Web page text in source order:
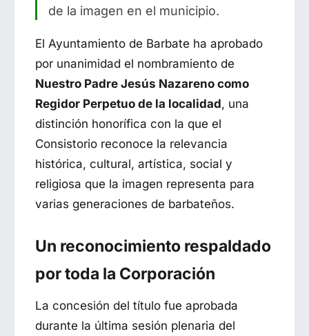
de la imagen en el municipio.
El Ayuntamiento de Barbate ha aprobado
por unanimidad el nombramiento de
Nuestro Padre Jesús Nazareno como
Regidor Perpetuo de la localidad, una
distinción honorífica con la que el
Consistorio reconoce la relevancia
histórica, cultural, artística, social y
religiosa que la imagen representa para
varias generaciones de barbateños.
Un reconocimiento respaldado
por toda la Corporación
La concesión del título fue aprobada
durante la última sesión plenaria del